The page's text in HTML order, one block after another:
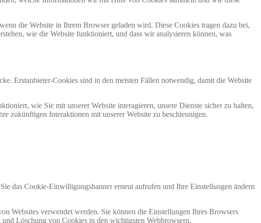
die Website in Ihrem Browser geladen wird. Diese Cookies tragen dazu bei,
wie die Website funktioniert, und dass wir analysieren können, was
Erstanbieter-Cookies sind in den meisten Fällen notwendig, damit die Website
wie Sie mit unserer Website interagieren, unsere Dienste sicher zu halten,
zukünftigen Interaktionen mit unserer Website zu beschleunigen.
das Cookie-Einwilligungsbanner erneut aufrufen und Ihre Einstellungen ändern
Websites verwendet werden. Sie können die Einstellungen Ihres Browsers
Löschung von Cookies in den wichtigsten Webbrowsern.